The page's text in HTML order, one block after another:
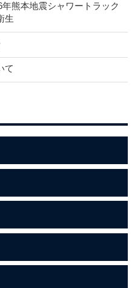
熊本地震シャワートラック
生
て